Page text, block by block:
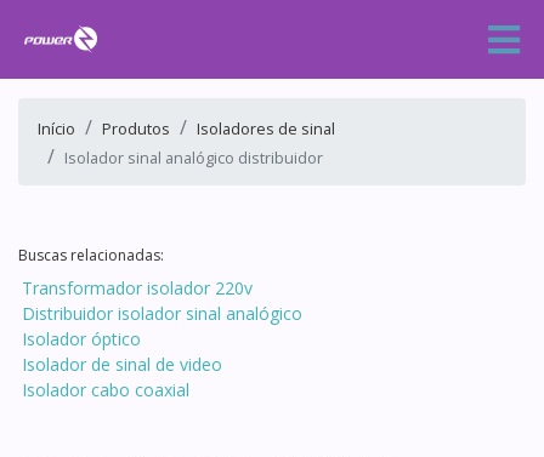
Início Produtos
Isoladores de sinal
Isolador sinal analógico distribuidor
Buscas relacionadas:
Transformador isolador 220v
Distribuidor isolador sinal analógico
Isolador óptico
Isolador de sinal de video
Isolador cabo coaxial